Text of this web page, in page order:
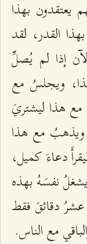
يعتقدون بهذا
القدر، لقد
إذا لم يُصلِّ
ويجلسُ مع
هذا ليشتريَ
ويذهبُ مع هذا
دعاءَ كميل،
نفسَهُ بهذه
عشرُ دقائقَ فقط
مع الناس.